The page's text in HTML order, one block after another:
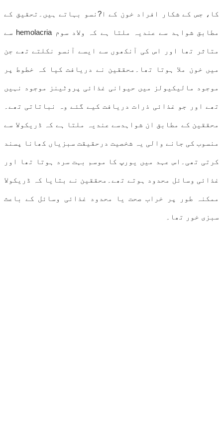
کا، جس کے شکار افراد خون کے ا?نسو بہاتے ہیں۔تحقیق کے
مطابق شواہد سے عندیہ ملتا ہے کہ ولاد سوم hemolacria سے
متاثر تھا اور اس کی آنکھوں سے ایسے آنسو نکلتے تھے جن
میں خون ملا ہوتا تھا۔محققین نے دریافت کیا کہ خطوط پر
موجود مالیکیولز میں حیوانی غذائی پروٹینز موجود نہیں
تھے اور جو غذائی ذرات دریافت کیے گئے وہ نباتاتی تھے۔
محققین کے مطابق ان شواہدسے عندیہ ملتا ہے کہ ڈریکولا سے
منسوب کی جانے والی یہ شخصیت درحقیقت سبزیاں کھانا پسند
کرتی تھی۔اس عہد میں یورپ کا موسم بہت سرد ہوتا تھا اور
غذائی وسائل محدود ہوتے تھے۔محققین نے بتایا کہ ڈریکولا
ممکنہ طور پر خراب صحت یا محدود غذائی وسائل کے باعث
سبزی خور تھا۔